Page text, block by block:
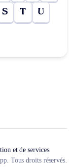
S T U
et de services
Tous droits réservés.